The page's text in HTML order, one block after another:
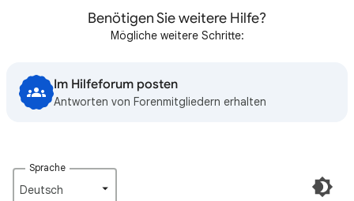
Benötigen Sie weitere Hilfe?
Mögliche weitere Schritte:
Im Hilfeforum posten
Antworten von Forenmitgliedern erhalten
Sprache
Deutsch‎